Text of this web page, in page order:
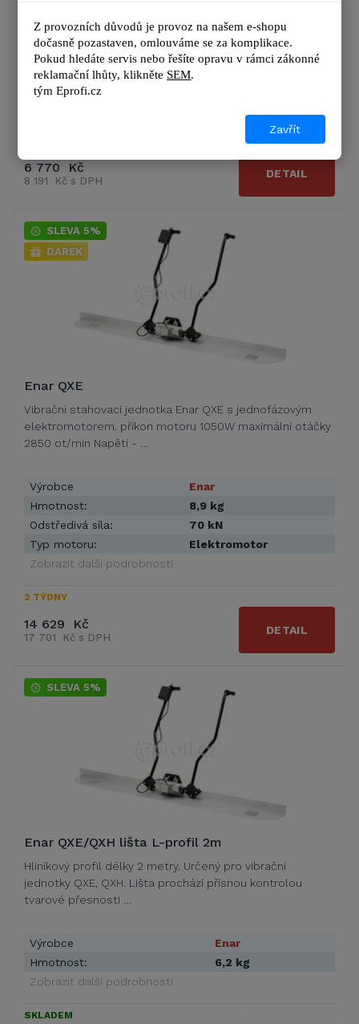
jednotky Enar Tornado E a Enar Tornado H.
Výrobce
6 770 Kč
8 191 Kč s DPH
DETAIL
SLEVA 5%
DÁREK
Enar QXE
Vibrační stahovací jednotka Enar QXE s jednofázovým
elektromotorem. příkon motoru 1050W maximální otáčky
2850 ot/min Napětí - …
Výrobce
Enar
Hmotnost:
8,9 kg
Odstředivá síla:
70 kN
Typ motoru:
Elektromotor
Zobrazit další podrobnosti
2 TÝDNY
14 629 Kč
17 701 Kč s DPH
DETAIL
SLEVA 5%
Enar QXE/QXH lišta L-profil 2m
Hliníkový profil délky 2 metry. Určený pro vibrační
jednotky QXE, QXH. Lišta prochází přísnou kontrolou
tvarové přesnosti …
Výrobce
Enar
Hmotnost:
6,2 kg
Zobrazit další podrobnosti
SKLADEM
Z provozních důvodů je provoz na našem e-shopu
dočasně pozastaven, omlouváme se za komplikace.
Pokud hledáte servis nebo řešíte opravu v rámci zákonné
reklamační lhůty, klikněte SEM.
tým Eprofi.cz
Zavřít